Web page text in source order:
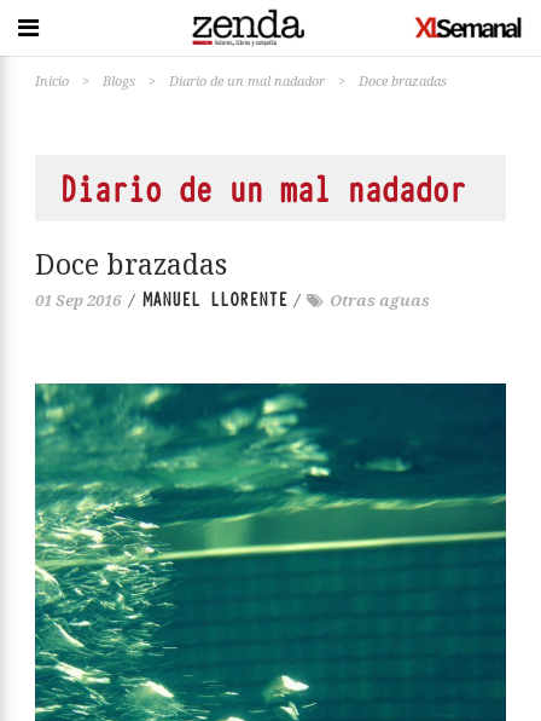
Inicio > Blogs > Diario de un mal nadador > Doce brazadas
Diario de un mal nadador
Doce brazadas
01 Sep 2016 / MANUEL LLORENTE / Otras aguas